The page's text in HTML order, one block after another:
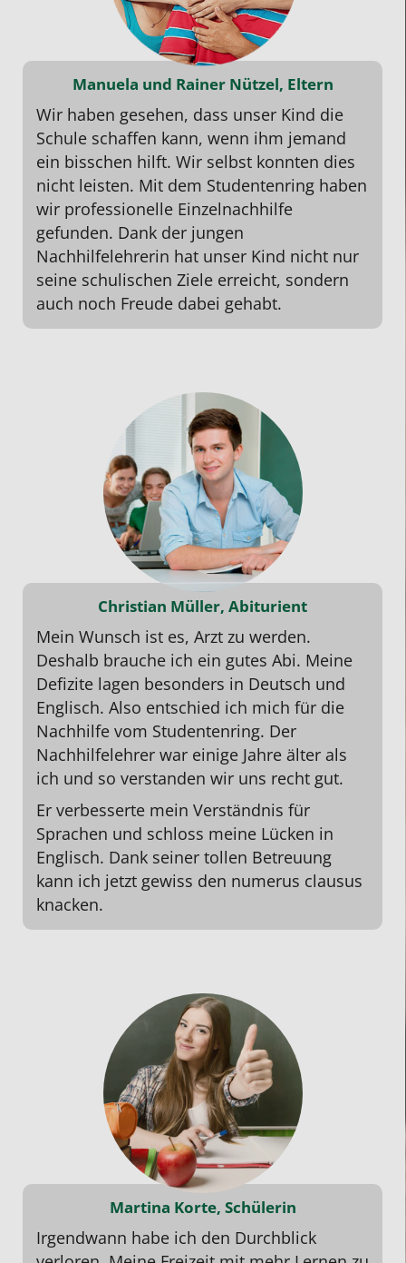
Manuela und Rainer Nützel, Eltern
Wir haben gesehen, dass unser Kind die
Schule schaffen kann, wenn ihm jemand
ein bisschen hilft. Wir selbst konnten dies
nicht leisten. Mit dem Studentenring haben
wir professionelle Einzelnachhilfe
gefunden. Dank der jungen
Nachhilfelehrerin hat unser Kind nicht nur
seine schulischen Ziele erreicht, sondern
auch noch Freude dabei gehabt.
Christian Müller, Abiturient
Mein Wunsch ist es, Arzt zu werden.
Deshalb brauche ich ein gutes Abi. Meine
Defizite lagen besonders in Deutsch und
Englisch. Also entschied ich mich für die
Nachhilfe vom Studentenring. Der
Nachhilfelehrer war einige Jahre älter als
ich und so verstanden wir uns recht gut.
Er verbesserte mein Verständnis für
Sprachen und schloss meine Lücken in
Englisch. Dank seiner tollen Betreuung
kann ich jetzt gewiss den numerus clausus
knacken.
Martina Korte, Schülerin
Irgendwann habe ich den Durchblick